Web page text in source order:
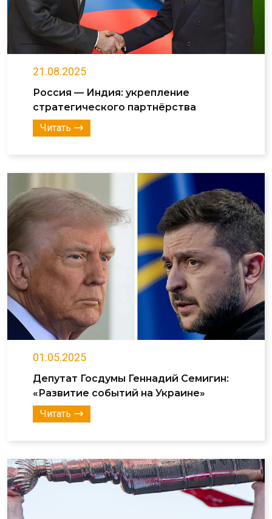
21.08.2025
Россия — Индия: укрепление
стратегического партнёрства
Читать
01.05.2025
Депутат Госдумы Геннадий Семигин:
«Развитие событий на Украине»
Читать